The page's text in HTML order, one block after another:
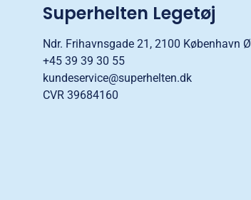
Superhelten Legetøj
Ndr. Frihavnsgade 21, 2100 København Ø
+45 39 39 30 55
kundeservice@superhelten.dk
CVR 39684160